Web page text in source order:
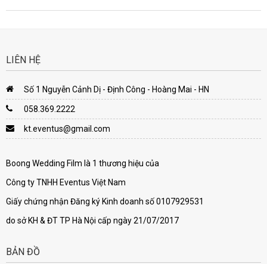
LIÊN HỆ
Số 1 Nguyễn Cảnh Dị - Định Công - Hoàng Mai - HN
058.369.2222
kt.eventus@gmail.com
Boong Wedding Film là 1 thương hiệu của
Công ty TNHH Eventus Việt Nam
Giấy chứng nhận Đăng ký Kinh doanh số 0107929531
do sở KH & ĐT TP Hà Nội cấp ngày 21/07/2017
BẢN ĐỒ